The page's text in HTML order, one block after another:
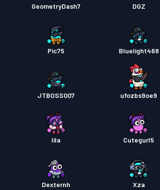
GeometryDash7 DGZ
Pic75 Bluelight468
JTBOSS007 ufozbs9oe9
lila Cutegurl5
Dexternh Xza